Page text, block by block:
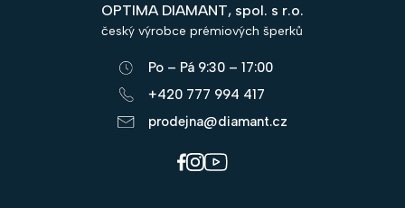
OPTIMA DIAMANT, spol. s r.o.
český výrobce prémiových šperků
Po – Pá 9:30 – 17:00
+420 777 994 417
prodejna@diamant.cz